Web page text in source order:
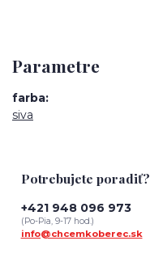
Parametre
farba
siva
Potrebujete poradiť?
+421 948 096 973
(Po-Pia, 9-17 hod.)
info@chcemkoberec.sk